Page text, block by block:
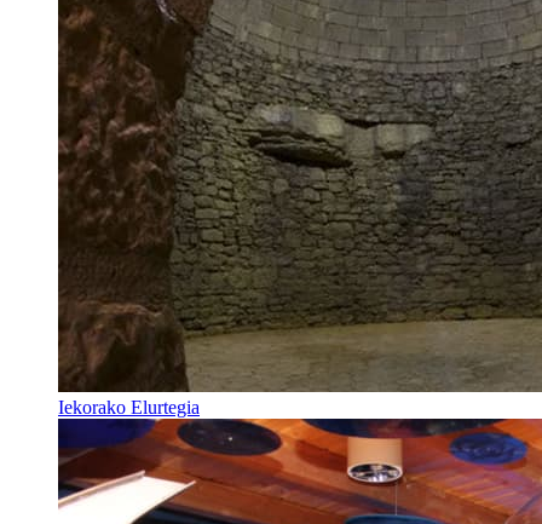
Iekorako Elurtegia